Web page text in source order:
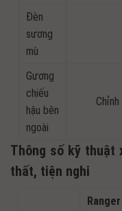
Đèn
sương
mù
Gương
chiếu
hậu bên
ngoài
Thông số kỹ thuật
thất, tiện nghi
Ranger